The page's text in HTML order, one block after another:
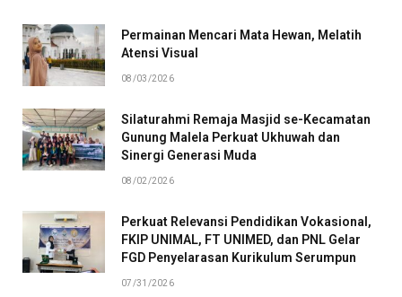
Permainan Mencari Mata Hewan, Melatih
Atensi Visual
08/03/2026
Silaturahmi Remaja Masjid se-Kecamatan
Gunung Malela Perkuat Ukhuwah dan
Sinergi Generasi Muda
08/02/2026
Perkuat Relevansi Pendidikan Vokasional,
FKIP UNIMAL, FT UNIMED, dan PNL Gelar
FGD Penyelarasan Kurikulum Serumpun
07/31/2026